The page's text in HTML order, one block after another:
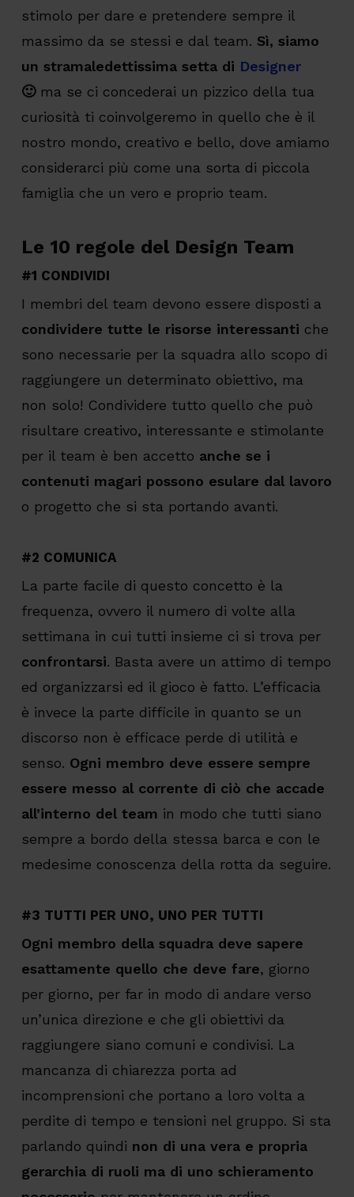
stimolo per dare e pretendere sempre il
massimo da se stessi e dal team. Sì, siamo
un stramaledettissima setta di Designer
🙂ma se ci concederai un pizzico della tua
curiosità ti coinvolgeremo in quello che è il
nostro mondo, creativo e bello, dove amiamo
considerarci più come una sorta di piccola
famiglia che un vero e proprio team.
Le 10 regole del Design Team
#1 CONDIVIDI
I membri del team devono essere disposti a
condividere tutte le risorse interessanti che
sono necessarie per la squadra allo scopo di
raggiungere un determinato obiettivo, ma
non solo! Condividere tutto quello che può
risultare creativo, interessante e stimolante
per il team è ben accetto anche se i
contenuti magari possono esulare dal lavoro
o progetto che si sta portando avanti.
#2 COMUNICA
La parte facile di questo concetto è la
frequenza, ovvero il numero di volte alla
settimana in cui tutti insieme ci si trova per
confrontarsi. Basta avere un attimo di tempo
ed organizzarsi ed il gioco è fatto. L’efficacia
è invece la parte difficile in quanto se un
discorso non è efficace perde di utilità e
senso. Ogni membro deve essere sempre
essere messo al corrente di ciò che accade
all’interno del team in modo che tutti siano
sempre a bordo della stessa barca e con le
medesime conoscenza della rotta da seguire.
#3 TUTTI PER UNO, UNO PER TUTTI
Ogni membro della squadra deve sapere
esattamente quello che deve fare, giorno
per giorno, per far in modo di andare verso
un’unica direzione e che gli obiettivi da
raggiungere siano comuni e condivisi. La
mancanza di chiarezza porta ad
incomprensioni che portano a loro volta a
perdite di tempo e tensioni nel gruppo. Si sta
parlando quindi non di una vera e propria
gerarchia di ruoli ma di uno schieramento